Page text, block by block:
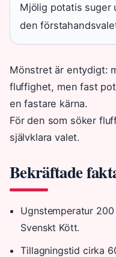
Mjölig potatis suger
den
Mönstret är entydigt:
fluffighet, men fast
en fastare kärna.
För den som söker
självklara valet.
Bekräftade
Ugnstemperatur
Svenskt Kött.
Tillagningstid cirka